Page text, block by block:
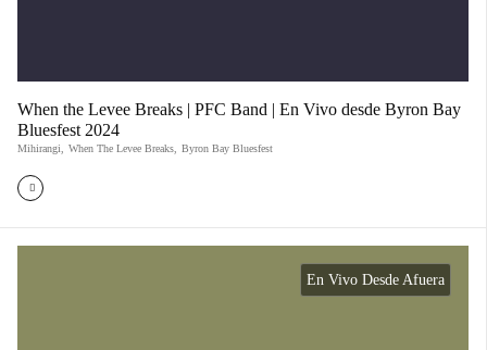
When the Levee Breaks | PFC Band | En Vivo desde Byron Bay
Bluesfest 2024
Mihirangi When The Levee Breaks Byron Bay Bluesfest
En Vivo Desde Afuera